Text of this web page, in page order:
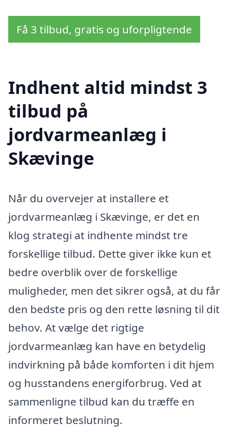
Få 3 tilbud, gratis og uforpligtende
Indhent altid mindst 3
tilbud på
jordvarmeanlæg i
Skævinge
Når du overvejer at installere et
jordvarmeanlæg i Skævinge, er det en
klog strategi at indhente mindst tre
forskellige tilbud. Dette giver ikke kun et
bedre overblik over de forskellige
muligheder, men det sikrer også, at du får
den bedste pris og den rette løsning til dit
behov. At vælge det rigtige
jordvarmeanlæg kan have en betydelig
indvirkning på både komforten i dit hjem
og husstandens energiforbrug. Ved at
sammenligne tilbud kan du træffe en
informeret beslutning.